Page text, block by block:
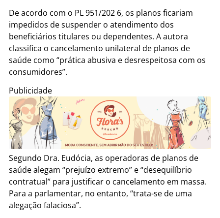
De acordo com o PL 951/202 6, os planos ficariam
impedidos de suspender o atendimento dos
beneficiários titulares ou dependentes. A autora
classifica o cancelamento unilateral de planos de
saúde como “prática abusiva e desrespeitosa com os
consumidores”.
Publicidade
Segundo Dra. Eudócia, as operadoras de planos de
saúde alegam “prejuízo extremo” e “desequilíbrio
contratual” para justificar o cancelamento em massa.
Para a parlamentar, no entanto, “trata-se de uma
alegação falaciosa”.